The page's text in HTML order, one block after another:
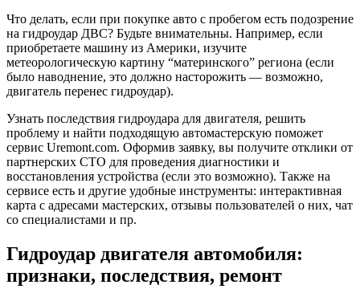
Что делать, если при покупке авто с пробегом есть подозрение
на гидроудар ДВС? Будьте внимательны. Например, если
приобретаете машину из Америки, изучите
метеорологическую картину “материнского” региона (если
было наводнение, это должно насторожить — возможно,
двигатель перенес гидроудар).
Узнать последствия гидроудара для двигателя, решить
проблему и найти подходящую автомастерскую поможет
сервис Uremont.com. Оформив заявку, вы получите отклики от
партнерских СТО для проведения диагностики и
восстановления устройства (если это возможно). Также на
сервисе есть и другие удобные инструменты: интерактивная
карта с адресами мастерских, отзывы пользователей о них, чат
со специалистами и пр.
Гидроудар двигателя автомобиля:
признаки, последствия, ремонт